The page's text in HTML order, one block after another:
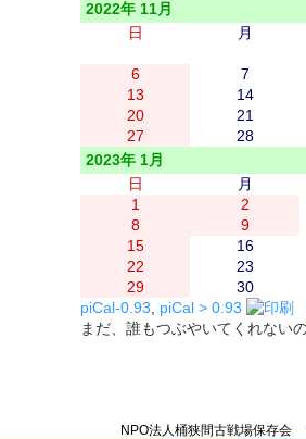
2022年 11月
日
月
6
7
13
14
20
21
27
28
2023年 1月
日
月
1
2
8
9
15
16
22
23
29
30
piCal-0.93, piCal > 0.93
まだ、誰もつぶやいてくれな
NPO法人桶狭間古戦場保存